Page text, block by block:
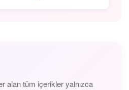
alan tüm içerikler yalnızca